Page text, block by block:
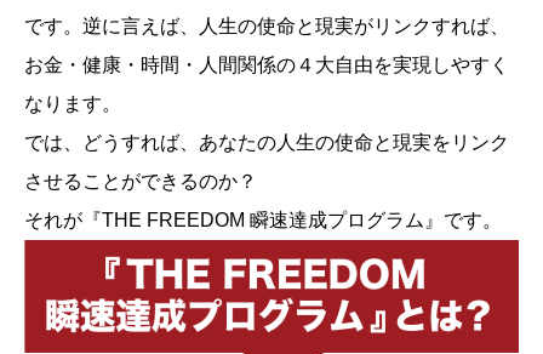
です。逆に言えば、人生の使命と現実がリンクすれば、
お金・健康・時間・人間関係の４大自由を実現しやすく
なります。
では、どうすれば、あなたの人生の使命と現実をリンク
させることができるのか？
それが『THE FREEDOM 瞬速達成プログラム』です。